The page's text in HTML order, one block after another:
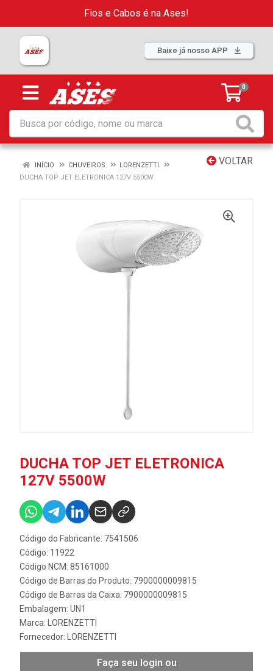
Fios e Cabos é na Ases!
Baixe já nosso APP
0
VOLTAR
INÍCIO CHUVEIROS
LORENZETTI
DUCHA TOP JET ELETRONICA 127V 5500W
DUCHA TOP JET ELETRONICA
127V 5500W
Código do Fabricante: 7541506
Código: 11922
Código NCM: 85161000
Código de Barras do Produto: 7900000009815
Código de Barras da Caixa: 7900000009815
Embalagem: UN1
Marca:
LORENZETTI
Fornecedor:
LORENZETTI
Faça seu login ou